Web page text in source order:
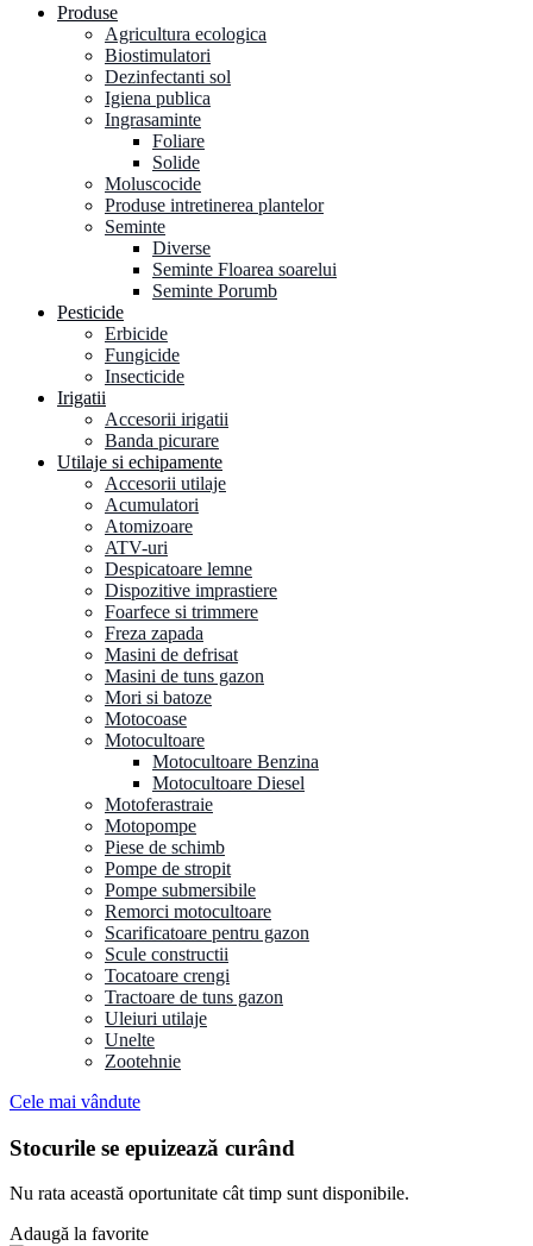
Produse
Agricultura ecologica
Biostimulatori
Dezinfectanti sol
Igiena publica
Ingrasaminte
Foliare
Solide
Moluscocide
Produse intretinerea plantelor
Seminte
Diverse
Seminte Floarea soarelui
Seminte Porumb
Pesticide
Erbicide
Fungicide
Insecticide
Irigatii
Accesorii irigatii
Banda picurare
Utilaje si echipamente
Accesorii utilaje
Acumulatori
Atomizoare
ATV-uri
Despicatoare lemne
Dispozitive imprastiere
Foarfece si trimmere
Freza zapada
Masini de defrisat
Masini de tuns gazon
Mori si batoze
Motocoase
Motocultoare
Motocultoare Benzina
Motocultoare Diesel
Motoferastraie
Motopompe
Piese de schimb
Pompe de stropit
Pompe submersibile
Remorci motocultoare
Scarificatoare pentru gazon
Scule constructii
Tocatoare crengi
Tractoare de tuns gazon
Uleiuri utilaje
Unelte
Zootehnie
Cele mai vândute
Stocurile se epuizează curând
Nu rata această oportunitate cât timp sunt disponibile.
Adaugă la favorite